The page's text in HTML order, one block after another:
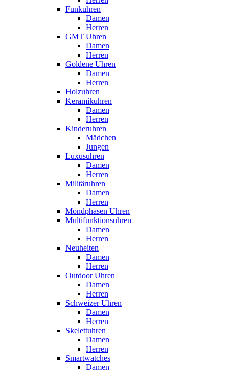
Funkuhren
Damen
Herren
GMT Uhren
Damen
Herren
Goldene Uhren
Damen
Herren
Holzuhren
Keramikuhren
Damen
Herren
Kinderuhren
Mädchen
Jungen
Luxusuhren
Damen
Herren
Militäruhren
Damen
Herren
Mondphasen Uhren
Multifunktionsuhren
Damen
Herren
Neuheiten
Damen
Herren
Outdoor Uhren
Damen
Herren
Schweizer Uhren
Damen
Herren
Skelettuhren
Damen
Herren
Smartwatches
Damen